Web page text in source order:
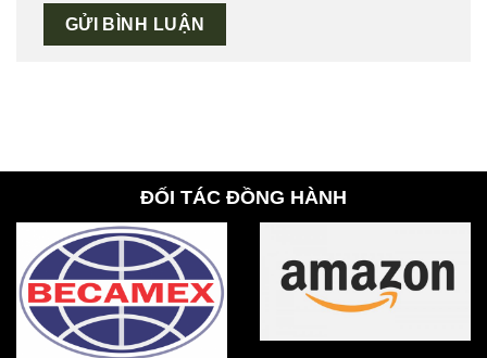
ĐỐI TÁC ĐỒNG HÀNH